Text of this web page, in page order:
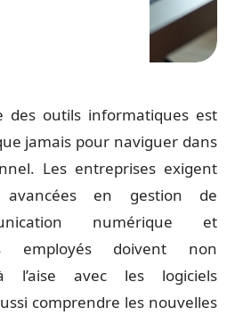
des outils informatiques est
jamais pour naviguer dans
Les entreprises exigent
avancées en gestion de
numérique et
employés doivent non
l’aise avec les logiciels
comprendre les nouvelles